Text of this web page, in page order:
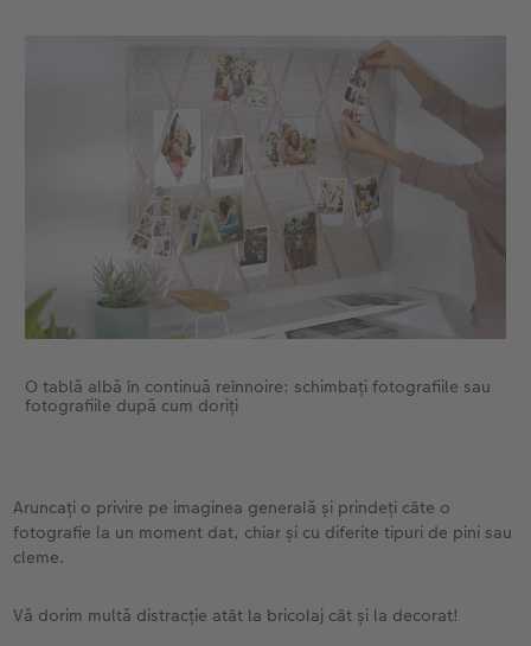
O tablă albă în continuă reînnoire: schimbați fotografiile sau
fotografiile după cum doriți
Aruncați o privire pe imaginea generală și prindeți câte o
fotografie la un moment dat, chiar și cu diferite tipuri de pini sau
cleme.
Vă dorim multă distracție atât la bricolaj cât și la decorat!